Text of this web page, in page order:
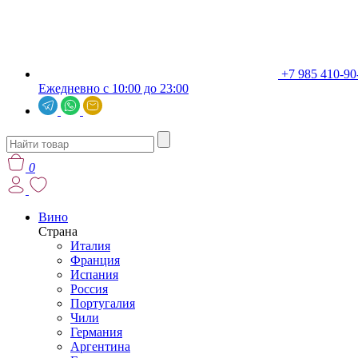
+7 985 410-
Ежедневно с 10:00 до 23:00
0
Вино
Страна
Италия
Франция
Испания
Россия
Португалия
Чили
Германия
Аргентина